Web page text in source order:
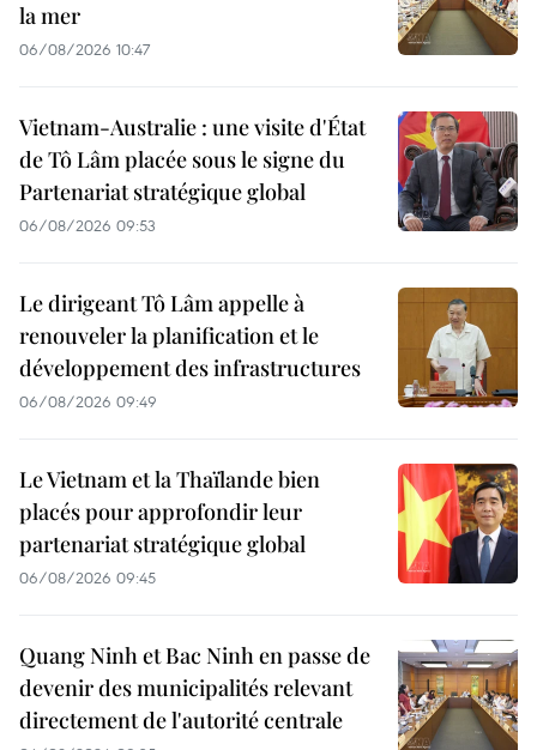
la mer
06/08/2026 10:47
Vietnam-Australie : une visite d'État
de Tô Lâm placée sous le signe du
Partenariat stratégique global
06/08/2026 09:53
Le dirigeant Tô Lâm appelle à
renouveler la planification et le
développement des infrastructures
06/08/2026 09:49
Le Vietnam et la Thaïlande bien
placés pour approfondir leur
partenariat stratégique global
06/08/2026 09:45
Quang Ninh et Bac Ninh en passe de
devenir des municipalités relevant
directement de l'autorité centrale